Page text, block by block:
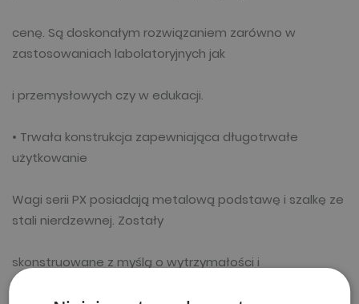
cenę. Są doskonałym rozwiązaniem zarówno w
zastosowaniach labolatoryjnych jak
i przemysłowych czy w edukacji.
• Trwała konstrukcja zapewniająca długotrwałe
użytkowanie
Wagi serii PX posiadają metalową podstawę i szalkę ze
stali nierdzewnej. Zostały
skonstruowane z myślą o wytrzymałości i
długotrwałym użytkowaniu w różnorodnych